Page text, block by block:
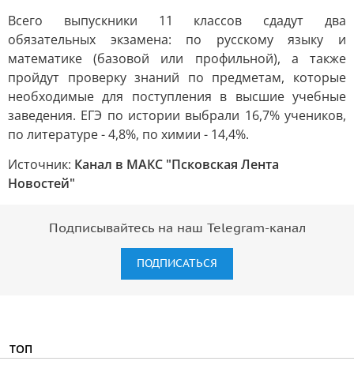
Всего выпускники 11 классов сдадут два
обязательных экзамена: по русскому языку и
математике (базовой или профильной), а также
пройдут проверку знаний по предметам, которые
необходимые для поступления в высшие учебные
заведения. ЕГЭ по истории выбрали 16,7% учеников,
по литературе - 4,8%, по химии - 14,4%.
Источник: Канал в МАКС "Псковская Лента
Новостей"
Подписывайтесь на наш Telegram-канал
ПОДПИСАТЬСЯ
ТОП